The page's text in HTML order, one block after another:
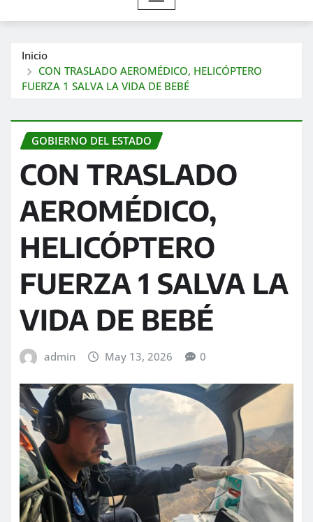
Inicio
CON TRASLADO AEROMÉDICO, HELICÓPTERO
FUERZA 1 SALVA LA VIDA DE BEBÉ
GOBIERNO DEL ESTADO
CON TRASLADO
AEROMÉDICO,
HELICÓPTERO
FUERZA 1 SALVA LA
VIDA DE BEBÉ
admin May 13, 2026 0